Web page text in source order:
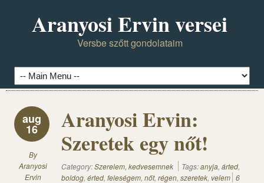
Aranyosi Ervin versei
Versbe szőtt gondolataim
aug
16
By
Aranyosi
Ervin
Aranyosi Ervin:
Szeretek egy nőt!
Category:Szerelem, kedvesemnek Tags:anyja, árted,
boldog, érted, feleségem, nőt, régen, szeretek, velem 6